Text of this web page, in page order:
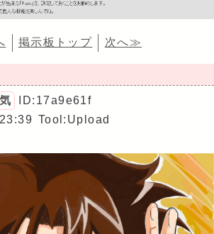
掲示板トップ 次へ≫
ID:17a9e61f
Tool:Upload